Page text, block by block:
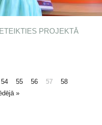
PROJEKTĀ
54 55 56 57
58
»